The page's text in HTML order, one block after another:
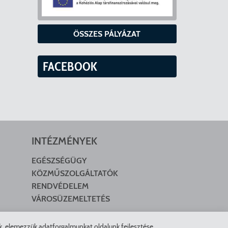
ÖSSZES PÁLYÁZAT
FACEBOOK
INTÉZMÉNYEK
EGÉSZSÉGÜGY
KÖZMŰSZOLGÁLTATÓK
RENDVÉDELEM
VÁROSÜZEMELTETÉS